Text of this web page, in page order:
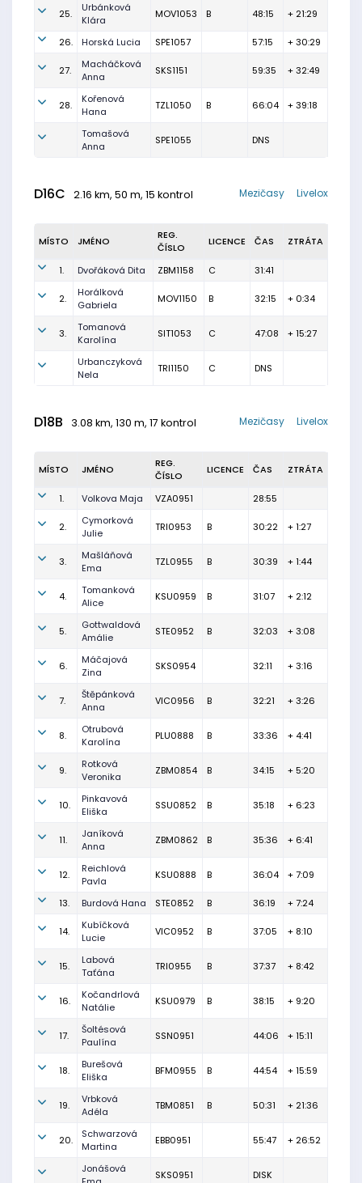
25.
Urbánková
Klára
MOV1053 B 48:15 + 21:29
26. Horská Lucia SPE1057 57:15 + 30:29
27.
Macháčková
Anna
SKS1151 59:35 + 32:49
28.
Kořenová
Hana
TZL1050 B 66:04 + 39:18
Tomašová
Anna
SPE1055 DNS
D16C 2.16 km, 50 m, 15 kontrol Livelox
Mezičasy
MÍSTO JMÉNO
REG.
ČÍSLO
LICENCE ČAS ZTRÁTA
1. Dvořáková Dita ZBM1158 C 31:41
2.
Horálková
Gabriela
MOV1150 B 32:15 + 0:34
3.
Tomanová
Karolína
SIT1053 C 47:08 + 15:27
Urbanczyková
Nela
TRI1150 C DNS
D18B 3.08 km, 130 m, 17 kontrol Livelox
Mezičasy
MÍSTO JMÉNO
REG.
ČÍSLO
LICENCE ČAS ZTRÁTA
1. Volkova Maja VZA0951 28:55
2.
Cymorková
Julie
TRI0953 B 30:22 + 1:27
3.
Mašláňová
Ema
TZL0955 B 30:39 + 1:44
4.
Tomanková
Alice
KSU0959 B 31:07 + 2:12
5.
Gottwaldová
Amálie
STE0952 B 32:03 + 3:08
6.
Máčajová
Zina
SKS0954 32:11 + 3:16
7.
Štěpánková
Anna
VIC0956 B 32:21 + 3:26
8.
Otrubová
Karolína
PLU0888 B 33:36 + 4:41
9.
Rotková
Veronika
ZBM0854 B 34:15 + 5:20
10.
Pinkavová
Eliška
SSU0852 B 35:18 + 6:23
11.
Janíková
Anna
ZBM0862 B 35:36 + 6:41
12.
Reichlová
Pavla
KSU0888 B 36:04 + 7:09
13. Burdová Hana STE0852 B 36:19 + 7:24
14.
Kubíčková
Lucie
VIC0952 B 37:05 + 8:10
15.
Labová
Taťána
TRI0955 B 37:37 + 8:42
16.
Kočandrlová
Natálie
KSU0979 B 38:15 + 9:20
17.
Šoltésová
Paulína
SSN0951 44:06 + 15:11
18.
Burešová
Eliška
BFM0955 B 44:54 + 15:59
19.
Vrbková
Adéla
TBM0851 B 50:31 + 21:36
20.
Schwarzová
Martina
EBB0951 55:47 + 26:52
Jonášová
SKS0951 DISK